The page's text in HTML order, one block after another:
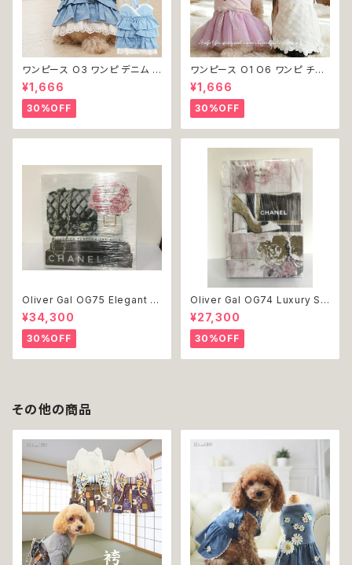
ワンピース O3 ワンピ デニム プ
リーツ レース 女の子 犬 犬服
小型 猫 服 洋服 ペット dog ド
ッグウェア おしゃれ かわいい 返
品交換不可
¥1,666
30%OFF
ワンピース O1 O6 ワンピ チュ
ール レース 花 フラワー 女の子
犬 犬服 小型 猫 服 洋服 ペット
dog ドッグウェア おしゃれ かわ
いい 返品交換不可
¥1,666
30%OFF
Oliver Gal OG75 Elegant E
ssentials Paris 絵 アート イ
ンテリア お祝い 贈り物 プレゼ
ント 結婚 新築 開店 周年 バー
スデイ 誕生日 ご褒美
¥34,300
30%OFF
Oliver Gal OG74 Luxury St
acked Shoes Rose Giftbo
x 絵 アート インテリア お祝い
贈り物 プレゼント 結婚 新築 開
店 周年 バースデイ 誕生日 ご褒
美
¥27,300
30%OFF
その他の商品